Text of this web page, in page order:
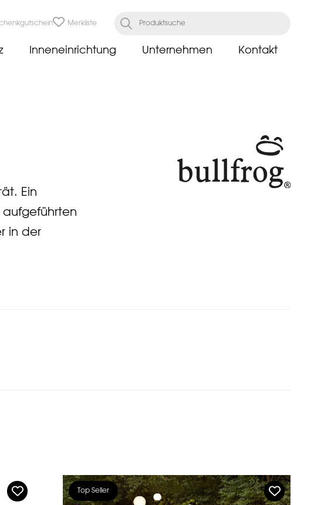
Merkliste
Inneneinrichtung Unternehmen Kontakt
Ein
aufgeführten
in der
Top Seller